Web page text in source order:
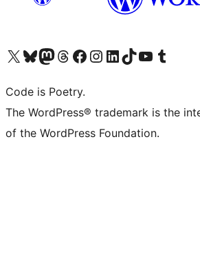
Bezoek ons X (voorheen Twitter) account
Bezoek onze Bluesky account
Bezoek ons Mastodon account
Bezoek onze Threads account
Onze Facebookpagina bezoeken
Bezoek onze Instagram account
Bezoek onze LinkedIn account
Bezoek onze TikTok account
Bezoek ons YouTube kanaal
Bezoek onze Tumblr
Code is Poetry.
The WordPress® trademark is the
of the WordPress Foundation.